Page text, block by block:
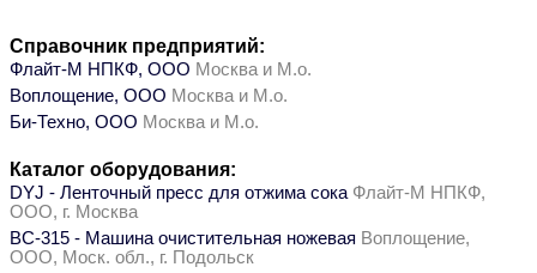
Справочник предприятий:
Флайт-М НПКФ, ООО Москва и М.о.
Воплощение, ООО Москва и М.о.
Би-Техно, ООО Москва и М.о.
Каталог оборудования:
DYJ - Ленточный пресс для отжима сока Флайт-М НПКФ,
ООО, г. Москва
ВС-315 - Машина очистительная ножевая Воплощение,
ООО, Моск. обл., г. Подольск